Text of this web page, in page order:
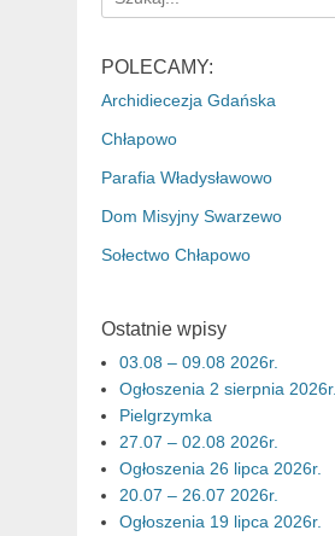
for:
POLECAMY:
Archidiecezja Gdańska
Chłapowo
Parafia Władysławowo
Dom Misyjny Swarzewo
Sołectwo Chłapowo
Ostatnie wpisy
03.08 – 09.08 2026r.
Ogłoszenia 2 sierpnia 2026r.
Pielgrzymka
27.07 – 02.08 2026r.
Ogłoszenia 26 lipca 2026r.
20.07 – 26.07 2026r.
Ogłoszenia 19 lipca 2026r.